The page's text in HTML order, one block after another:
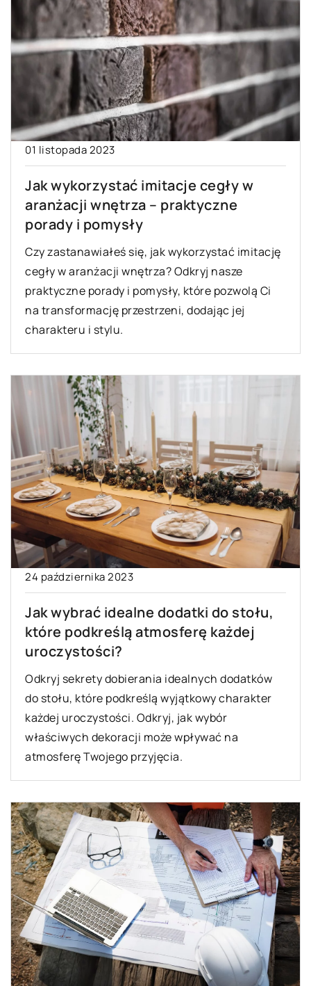
01 listopada 2023
Jak wykorzystać imitacje cegły w
aranżacji wnętrza – praktyczne
porady i pomysły
Czy zastanawiałeś się, jak wykorzystać imitację
cegły w aranżacji wnętrza? Odkryj nasze
praktyczne porady i pomysły, które pozwolą Ci
na transformację przestrzeni, dodając jej
charakteru i stylu.
24 października 2023
Jak wybrać idealne dodatki do stołu,
które podkreślą atmosferę każdej
uroczystości?
Odkryj sekrety dobierania idealnych dodatków
do stołu, które podkreślą wyjątkowy charakter
każdej uroczystości. Odkryj, jak wybór
właściwych dekoracji może wpływać na
atmosferę Twojego przyjęcia.